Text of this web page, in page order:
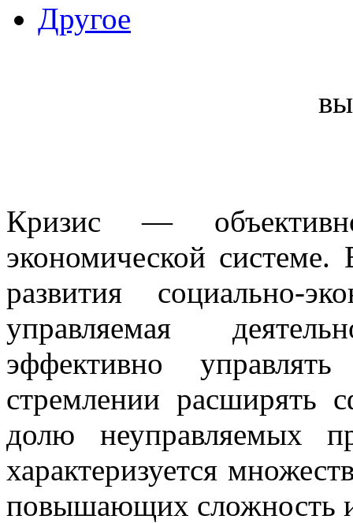
Другое
Кризис —
экономической
развития социально-
управляемая
эффективно
стремлении расширять
долю неуправляемых
характеризуется
повышающих сложность